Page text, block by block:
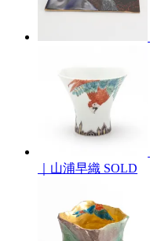
｜山浦早織 SOLD